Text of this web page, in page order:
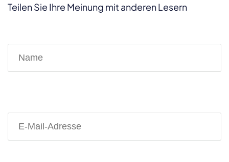
Teilen Sie Ihre Meinung mit anderen Lesern